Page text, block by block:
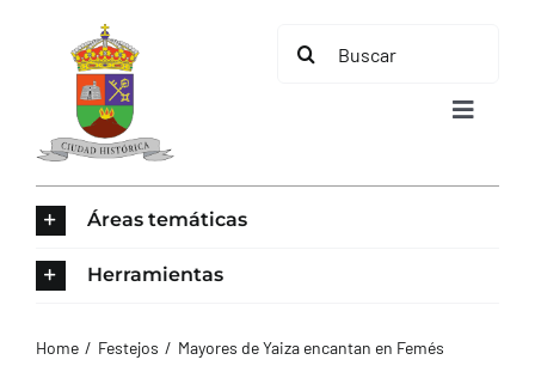
contenido
Buscar:
Toggle
Áreas temáticas
Herramientas
Home Festejos Mayores de Yaiza encantan en Femés